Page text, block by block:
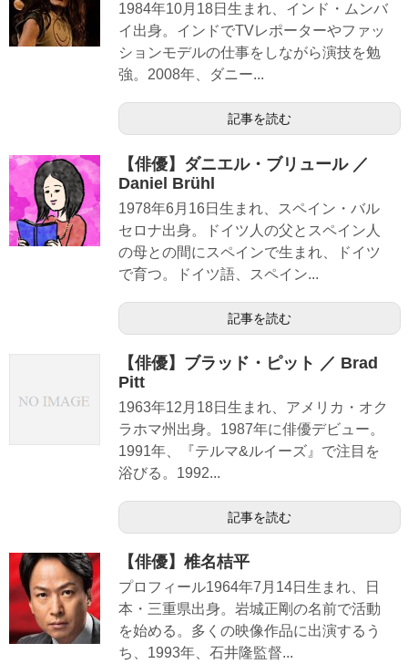
1984年10月18日生まれ、インド・ムンバ
イ出身。インドでTVレポーターやファッ
ションモデルの仕事をしながら演技を勉
強。2008年、ダニー...
記事を読む
【俳優】ダニエル・ブリュール ／
Daniel Brühl
1978年6月16日生まれ、スペイン・バル
セロナ出身。ドイツ人の父とスペイン人
の母との間にスペインで生まれ、ドイツ
で育つ。ドイツ語、スペイン...
記事を読む
【俳優】ブラッド・ピット ／ Brad
Pitt
1963年12月18日生まれ、アメリカ・オク
ラホマ州出身。1987年に俳優デビュー。
1991年、『テルマ&ルイーズ』で注目を
浴びる。1992...
記事を読む
【俳優】椎名桔平
プロフィール1964年7月14日生まれ、日
本・三重県出身。岩城正剛の名前で活動
を始める。多くの映像作品に出演するう
ち、1993年、石井隆監督...